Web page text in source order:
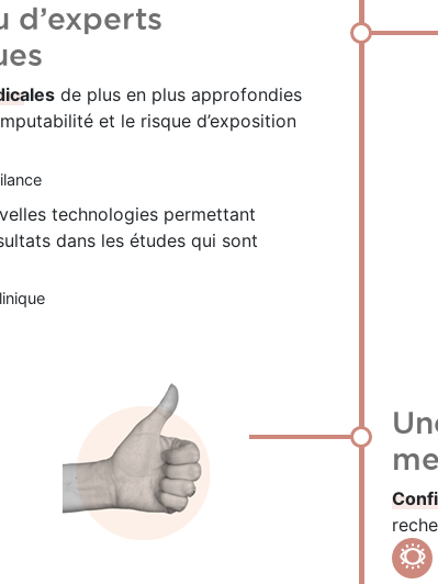
d’experts
de plus en plus approfondies
et le risque d’exposition
technologies permettant
dans les études qui sont